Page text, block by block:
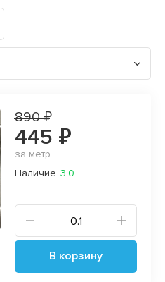
890 ₽
445 ₽
за метр
Наличие 3.0
В корзину